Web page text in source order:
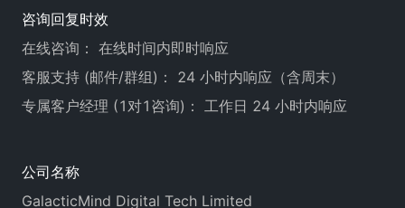
咨询回复时效
在线咨询： 在线时间内即时响应
客服支持 (邮件/群组)： 24 小时内响应（含周末）
专属客户经理 (1对1咨询)： 工作日 24 小时内响应
公司名称
GalacticMind Digital Tech Limited